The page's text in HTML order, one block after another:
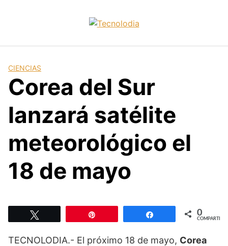
CIENCIAS
Corea del Sur
lanzará satélite
meteorológico el
18 de mayo
Compartir 0
COMPARTIR
TECNOLODIA.- El próximo 18 de mayo, Corea